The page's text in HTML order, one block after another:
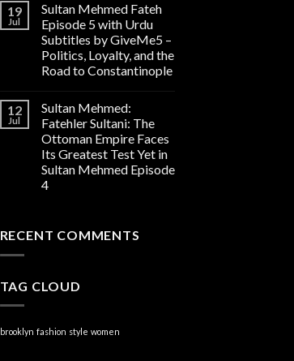
19
Jul
Sultan Mehmed Fateh
Episode 5 with Urdu
Subtitles by GiveMe5 –
Politics, Loyalty, and the
Road to Constantinople
12
Jul
Sultan Mehmed:
Fatehler Sultani: The
Ottoman Empire Faces
Its Greatest Test Yet in
Sultan Mehmed Episode
4
RECENT COMMENTS
TAG CLOUD
brooklyn fashion style women